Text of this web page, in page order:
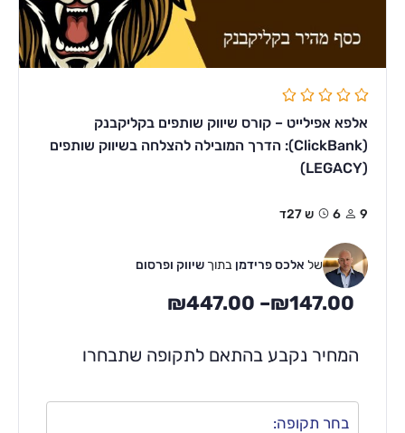
אלפא אפילייט – קורס שיווק שותפים בקליקבנק
(ClickBank): הדרך המובילה להצלחה בשיווק שותפים
(LEGACY)
9 6ש 27ד
של אלכס פרידמן בתוך שיווק ופרסום
₪147.00
–
₪447.00
המחיר נקבע בהתאם לתקופה שתבחרו
בחר תקופה: